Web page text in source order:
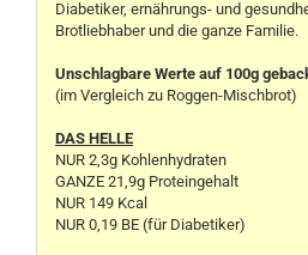
Diabetiker, ernährungs- und
Brotliebhaber und die ganze Familie.
Unschlagbare Werte auf 100g
(im Vergleich zu Roggen-Mischbrot)
DAS HELLE
NUR 2,3g Kohlenhydraten
GANZE 21,9g Proteingehalt
NUR 149 Kcal
NUR 0,19 BE (für Diabetiker)